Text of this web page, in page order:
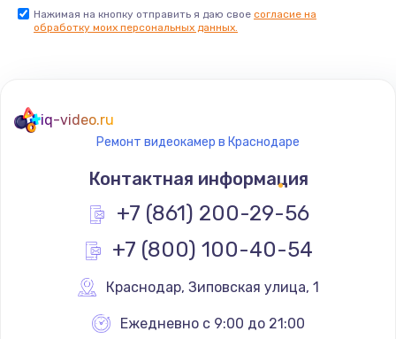
Заказать
Замена термостата
1200 руб.
Заказать
Замена реле
Нажимая на кнопку отправить я даю свое согласие на
обработку моих персональных данных.
iq-video.ru
Ремонт видеокамер в Краснодаре
Контактная информация
+7 (861) 200-29-56
+7 (800) 100-40-54
Краснодар, Зиповская улица, 1
Ежедневно с 9:00 до 21:00